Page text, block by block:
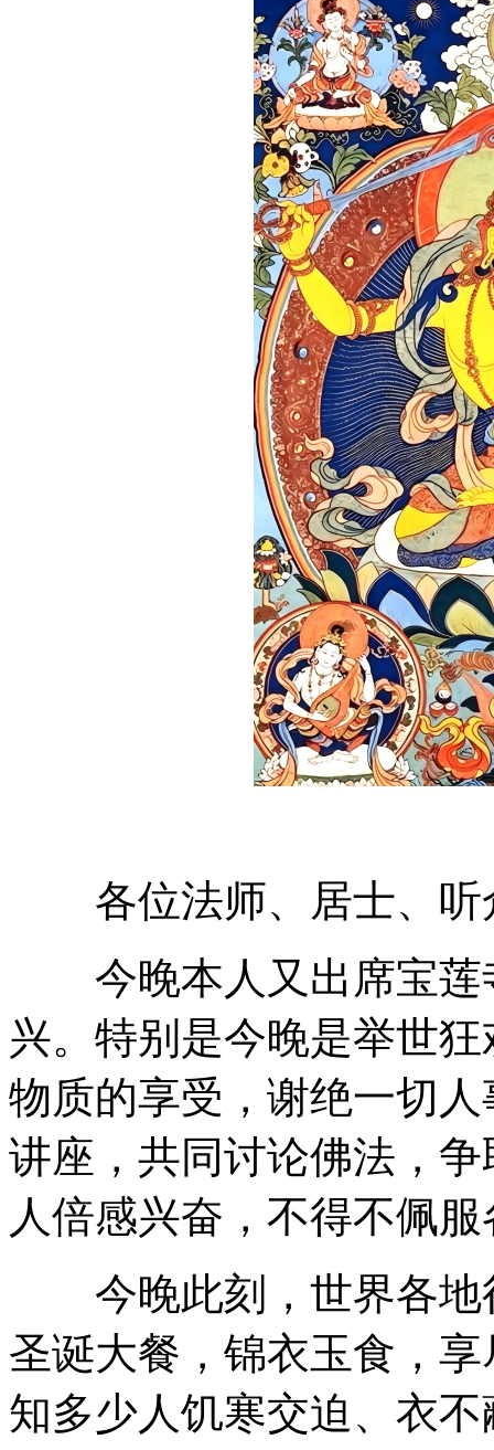
各位法师、居士、听
今晚本人又出席宝莲
兴。特别是今晚是举世
物质的享受，谢绝一切
讲座，共同讨论佛法，
人倍感兴奋，不得不佩
今晚此刻，世界各地
圣诞大餐，锦衣玉食，
知多少人饥寒交迫、衣